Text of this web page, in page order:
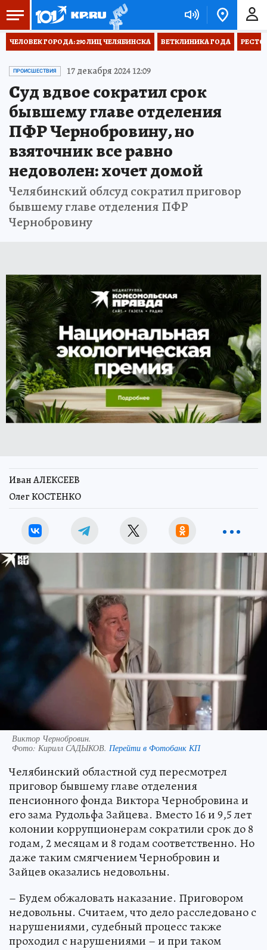
ЧЕЛОВЕК ГОРОДА: 290 ЛИЦ ЧЕЛЯБИНСКА ВЕТКЛИНИКА ГОДА
ПРОИСШЕСТВИЯ 17 декабря 2024 12:09
Суд вдвое сократил срок
бывшему главе отделения
ПФР Чернобровину, но
взяточник все равно
недоволен: хочет домой
Челябинский облсуд сократил приговор
бывшему главе отделения ПФР
Чернобровину
Иван АЛЕКСЕЕВ
Олег КОСТЕНКО
Виктор Чернобровин.
Фото: Кирилл САДЫКОВ. Перейти в Фотобанк КП
Челябинский областной суд пересмотрел
приговор бывшему главе отделения
пенсионного фонда Виктора Чернобровина и
его зама Рудольфа Зайцева. Вместо 16 и 9,5 лет
колонии коррупционерам сократили срок до 8
годам, 2 месяцам и 8 годам соответственно. Но
даже таким смягчением Чернобровин и
Зайцев оказались недовольны.
– Будем обжаловать наказание. Приговором
недовольны. Считаем, что дело расследовано с
нарушениями, судебный процесс также
проходил с нарушениями – и при таком